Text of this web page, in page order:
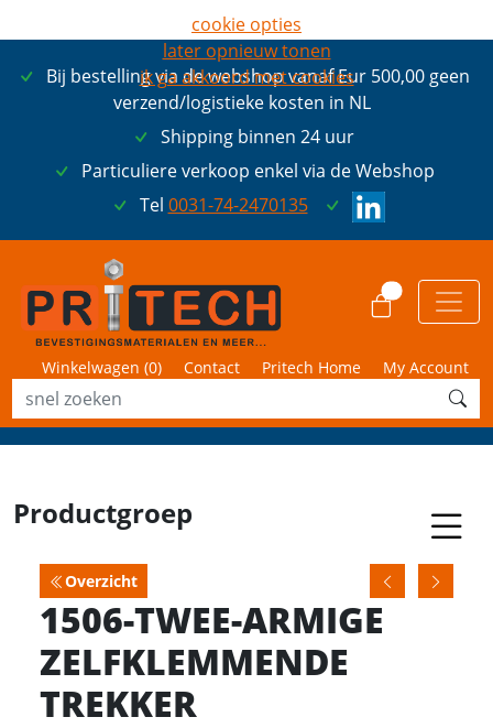
Bij bestelling via de webshop vanaf Eur 500,00 geen
verzend/logistieke kosten in NL
Shipping binnen 24 uur
Particuliere verkoop enkel via de Webshop
Tel 0031-74-2470135
Winkelwagen (0) Contact Pritech Home My Account
Productgroep
Overzicht
1506-TWEE-ARMIGE
ZELFKLEMMENDE
TREKKER
cookie opties
later opnieuw tonen
ik ga akkoord met cookies